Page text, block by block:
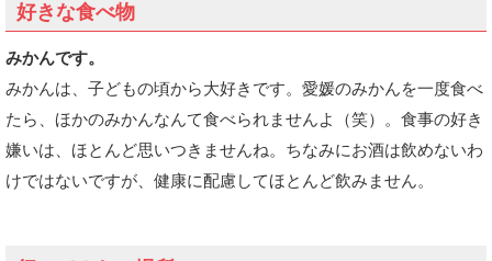
好きな食べ物
みかんです。
みかんは、子どもの頃から大好きです。愛媛のみかんを一度食べ
たら、ほかのみかんなんて食べられませんよ（笑）。食事の好き
嫌いは、ほとんど思いつきませんね。ちなみにお酒は飲めないわ
けではないですが、健康に配慮してほとんど飲みません。